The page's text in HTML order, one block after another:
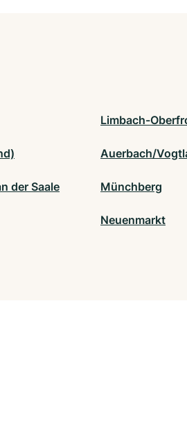
Limbach-
Auerbach/
der Saale Münchberg
Neuenmarkt